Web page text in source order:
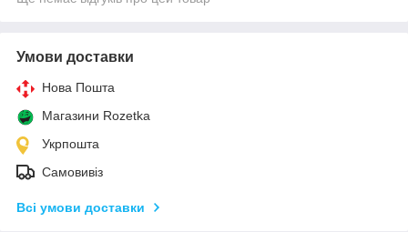
Умови доставки
Нова Пошта
Магазини Rozetka
Укрпошта
Самовивіз
Всі умови доставки